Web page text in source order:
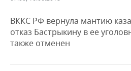
ДЕКЛАРАЦИИ О ДОХОДАХ
НОВОСТИ ЭКОНОМИКИ
ПРОМЫШЛЕННОСТЬ
ВККС РФ вернула мантию
отказ Бастрыкину в ее
также отменен